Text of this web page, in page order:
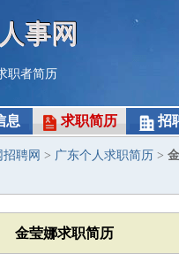
事网
职者简历
息 求职简历 招
聘网 > 广东个人求职简历 >
金莹娜求职简历